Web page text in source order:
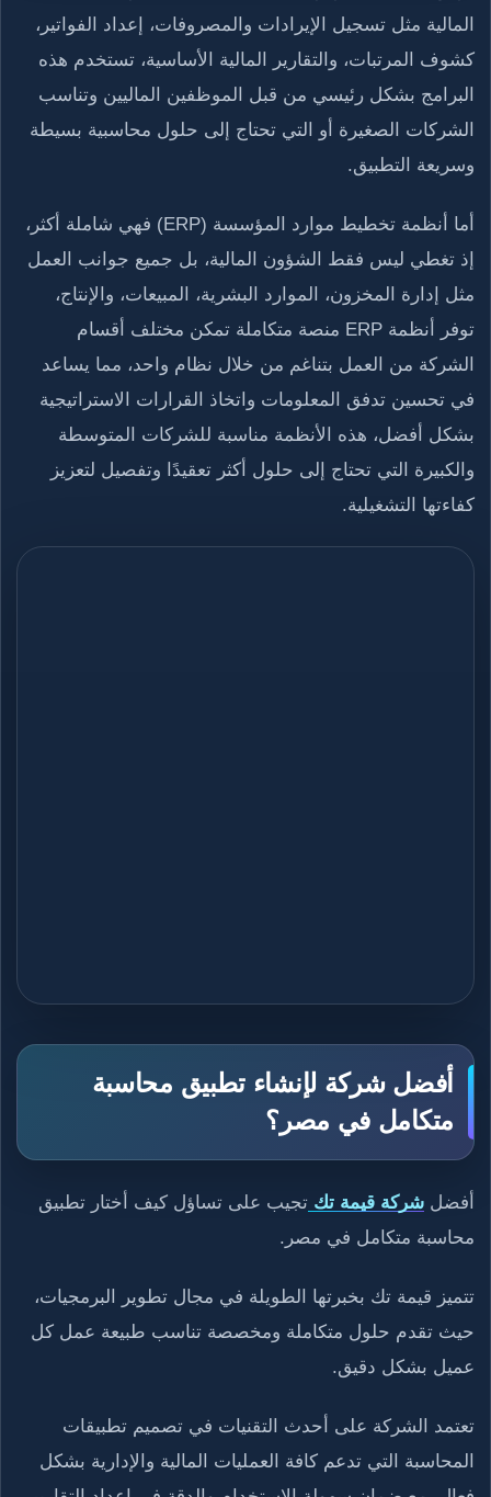
المالية مثل تسجيل الإيرادات والمصروفات، إعداد الفواتير،
كشوف المرتبات، والتقارير المالية الأساسية، تستخدم هذه
البرامج بشكل رئيسي من قبل الموظفين الماليين وتناسب
الشركات الصغيرة أو التي تحتاج إلى حلول محاسبية بسيطة
وسريعة التطبيق.
أما أنظمة تخطيط موارد المؤسسة (ERP) فهي شاملة أكثر،
إذ تغطي ليس فقط الشؤون المالية، بل جميع جوانب العمل
مثل إدارة المخزون، الموارد البشرية، المبيعات، والإنتاج،
توفر أنظمة ERP منصة متكاملة تمكن مختلف أقسام
الشركة من العمل بتناغم من خلال نظام واحد، مما يساعد
في تحسين تدفق المعلومات واتخاذ القرارات الاستراتيجية
بشكل أفضل، هذه الأنظمة مناسبة للشركات المتوسطة
والكبيرة التي تحتاج إلى حلول أكثر تعقيدًا وتفصيل لتعزيز
كفاءتها التشغيلية.
أفضل شركة لإنشاء تطبيق محاسبة
متكامل في مصر؟
أفضل شركة قيمة تك تجيب على تساؤل كيف أختار تطبيق
محاسبة متكامل في مصر.
تتميز قيمة تك بخبرتها الطويلة في مجال تطوير البرمجيات،
حيث تقدم حلول متكاملة ومخصصة تناسب طبيعة عمل كل
عميل بشكل دقيق.
تعتمد الشركة على أحدث التقنيات في تصميم تطبيقات
المحاسبة التي تدعم كافة العمليات المالية والإدارية بشكل